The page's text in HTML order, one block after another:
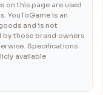
on this page are used
YouToGame is an
and is not
those brand owners
Specifications
available